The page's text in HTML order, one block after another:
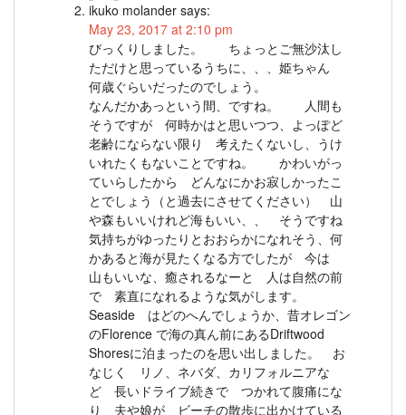
ikuko molander says:
May 23, 2017 at 2:10 pm
びっくりしました。 ちょっとご無沙汰し
ただけと思っているうちに、、、姫ちゃん
何歳ぐらいだったのでしょう。
なんだかあっという間、ですね。 人間も
そうですが 何時かはと思いつつ、よっぽど
老齢にならない限り 考えたくないし、うけ
いれたくもないことですね。 かわいがっ
ていらしたから どんなにかお寂しかったこ
とでしょう（と過去にさせてください） 山
や森もいいけれど海もいい、、 そうですね
気持ちがゆったりとおおらかになれそう、何
かあると海が見たくなる方でしたが 今は
山もいいな、癒されるなーと 人は自然の前
で 素直になれるような気がします。
Seaside はどのへんでしょうか、昔オレゴン
のFlorence で海の真ん前にあるDriftwood
Shoresに泊まったのを思い出しました。 お
なじく リノ、ネバダ、カリフォルニアな
ど 長いドライブ続きで つかれて腹痛にな
り 夫や娘が ビーチの散歩に出かけている